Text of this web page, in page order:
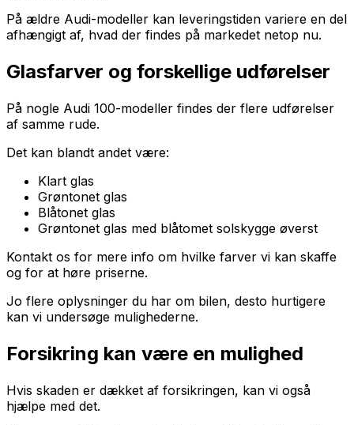
På ældre Audi-modeller kan leveringstiden variere en del
afhængigt af, hvad der findes på markedet netop nu.
Glasfarver og forskellige udførelser
På nogle Audi 100-modeller findes der flere udførelser
af samme rude.
Det kan blandt andet være:
Klart glas
Grøntonet glas
Blåtonet glas
Grøntonet glas med blåtomet solskygge øverst
Kontakt os for mere info om hvilke farver vi kan skaffe
og for at høre priserne.
Jo flere oplysninger du har om bilen, desto hurtigere
kan vi undersøge mulighederne.
Forsikring kan være en mulighed
Hvis skaden er dækket af forsikringen, kan vi også
hjælpe med det.